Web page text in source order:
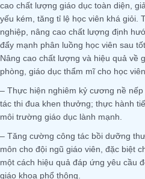
cao chất lượng giáo dục toàn diện,
yếu kém, tăng tỉ lệ học viên khá giỏi.
nghiệp, nâng cao chất lượng định
đẩy mạnh phân luồng học viên sau
Nâng cao chất lượng và hiệu quả về
phòng, giáo dục thẩm mĩ cho học viên.
– Thực hiện nghiêm kỷ cương nề
tác thi đua khen thưởng; thực hành
môi trường giáo dục lành mạnh.
– Tăng cường công tác bồi dưỡng
môn cho đội ngũ giáo viên, đặc biệt
một cách hiệu quả đáp ứng yêu cầu
giáo khoa phổ thông.